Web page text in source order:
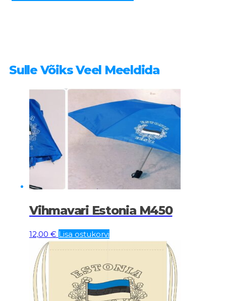
Sulle Võiks Veel Meeldida
Vihmavari Estonia M450
12,00 € Lisa ostukorvi